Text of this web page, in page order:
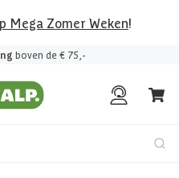
Mega Zomer Weken!
boven de € 75,-